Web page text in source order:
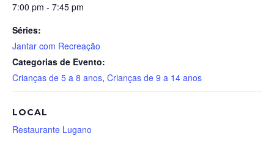
7:00 pm - 7:45 pm
Séries:
Jantar com Recreação
Categorias de Evento:
Crianças de 5 a 8 anos, Crianças de 9 a 14 anos
LOCAL
Restaurante Lugano